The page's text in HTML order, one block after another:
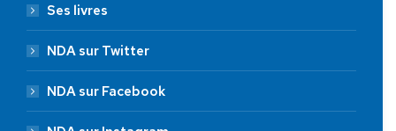
Ses livres
NDA sur Twitter
NDA sur Facebook